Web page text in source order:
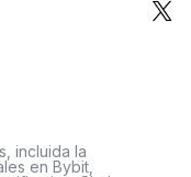
incluida la
en Bybit,